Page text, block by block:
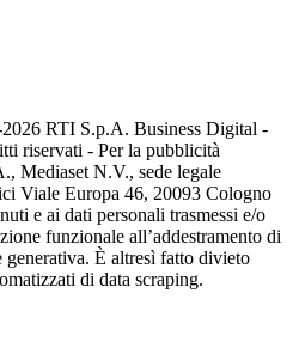
2026 RTI S.p.A. Business Digital -
riservati - Per la pubblicità
Mediaset N.V., sede legale
Viale Europa 46, 20093 Cologno
e ai dati personali trasmessi e/o
funzionale all’addestramento di
È altresì fatto divieto
di data scraping.